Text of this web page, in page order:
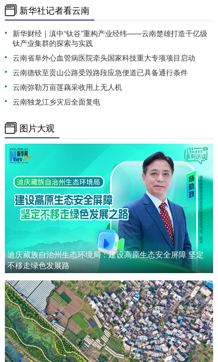
新华社记者看云南
新华财经｜滇中“钛谷”重构产业经纬——云南楚雄打造千亿级
钛产业集群的探索与实践
云南省阜外心血管病医院牵头国家科技重大专项项目启动
云南德钦至贡山公路受毁路段应急便道已具备通行条件
云南弥勒万亩莲藕采收用上无人机
云南独龙江乡灾后全面复电
图片大观
迪庆藏族自治州生态环境局：建设高原生态安全屏障 坚定
不移走绿色发展路